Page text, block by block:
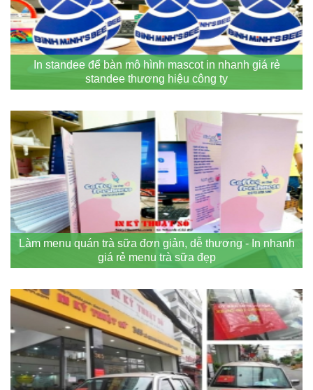
In standee để bàn mô hình mascot in nhanh giá rẻ
standee thương hiệu công ty
Làm menu quán trà sữa đơn giản, dễ thương - In nhanh
giá rẻ menu trà sữa đẹp